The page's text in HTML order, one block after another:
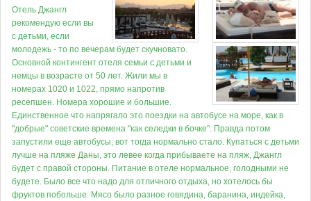
Отель Джангл
рекомендую если вы
с детьми, если
молодежь - то по вечерам будет скучновато.
Основной контингент отеля семьи с детьми и
немцы в возрасте от 50 лет. Жили мы в
номерах 1020 и 1022, прямо напротив
ресепшен. Номера хорошие и большие.
Единственное что напрягало это поездки на автобусе на море, как в
"добрые" советские времена "как селедки в бочке". Правда потом
запустили еще автобусы, вот тогда нормально стало. Купаться с детьми
лучше на пляже Даны, это левее когда прибываете на пляж, Джангл
будет с правой стороны. Питание в отеле нормальное, голодными не
будете. Было все что надо для отличного отдыха, но хотелось бы
фруктов побольше. Мясо было разное говядина, баранина, индейка,